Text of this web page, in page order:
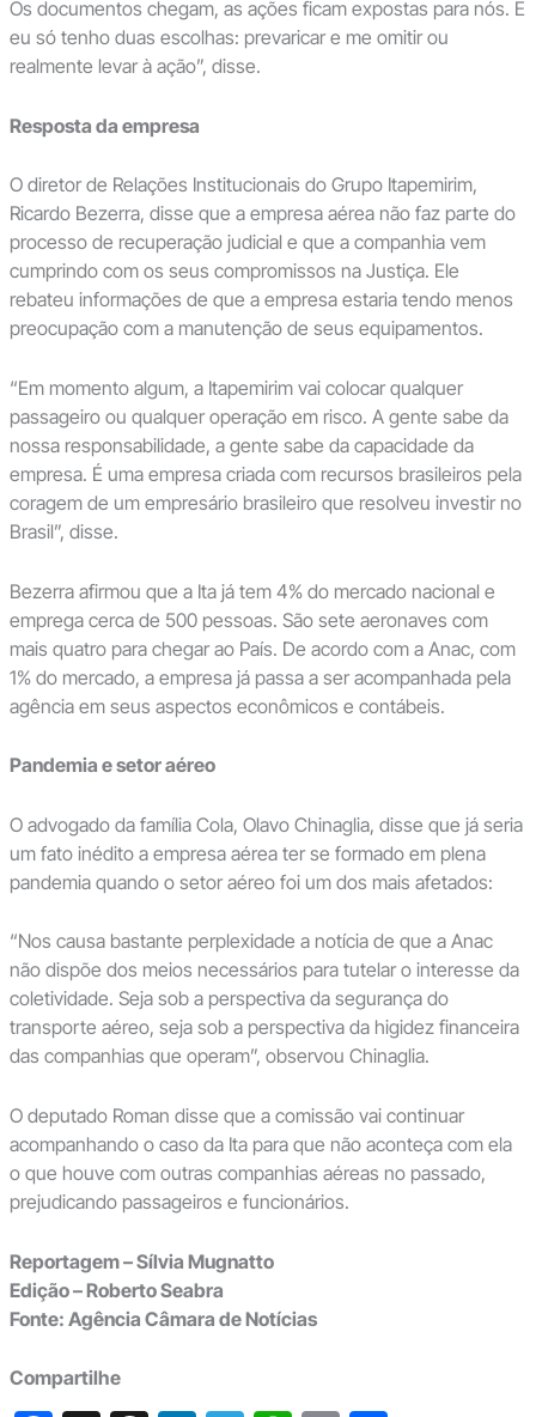
Os documentos chegam, as ações ficam expostas para nós. E
eu só tenho duas escolhas: prevaricar e me omitir ou
realmente levar à ação”, disse.
Resposta da empresa
O diretor de Relações Institucionais do Grupo Itapemirim,
Ricardo Bezerra, disse que a empresa aérea não faz parte do
processo de recuperação judicial e que a companhia vem
cumprindo com os seus compromissos na Justiça. Ele
rebateu informações de que a empresa estaria tendo menos
preocupação com a manutenção de seus equipamentos.
“Em momento algum, a Itapemirim vai colocar qualquer
passageiro ou qualquer operação em risco. A gente sabe da
nossa responsabilidade, a gente sabe da capacidade da
empresa. É uma empresa criada com recursos brasileiros pela
coragem de um empresário brasileiro que resolveu investir no
Brasil”, disse.
Bezerra afirmou que a Ita já tem 4% do mercado nacional e
emprega cerca de 500 pessoas. São sete aeronaves com
mais quatro para chegar ao País. De acordo com a Anac, com
1% do mercado, a empresa já passa a ser acompanhada pela
agência em seus aspectos econômicos e contábeis.
Pandemia e setor aéreo
O advogado da família Cola, Olavo Chinaglia, disse que já seria
um fato inédito a empresa aérea ter se formado em plena
pandemia quando o setor aéreo foi um dos mais afetados:
“Nos causa bastante perplexidade a notícia de que a Anac
não dispõe dos meios necessários para tutelar o interesse da
coletividade. Seja sob a perspectiva da segurança do
transporte aéreo, seja sob a perspectiva da higidez financeira
das companhias que operam”, observou Chinaglia.
O deputado Roman disse que a comissão vai continuar
acompanhando o caso da Ita para que não aconteça com ela
o que houve com outras companhias aéreas no passado,
prejudicando passageiros e funcionários.
Reportagem – Sílvia Mugnatto
Edição – Roberto Seabra
Fonte: Agência Câmara de Notícias
Compartilhe